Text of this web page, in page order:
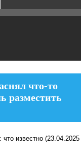
что-то
разместить
известно